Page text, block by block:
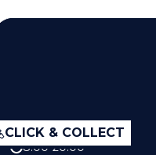
CLICK & COLLECT
8.00-20.00